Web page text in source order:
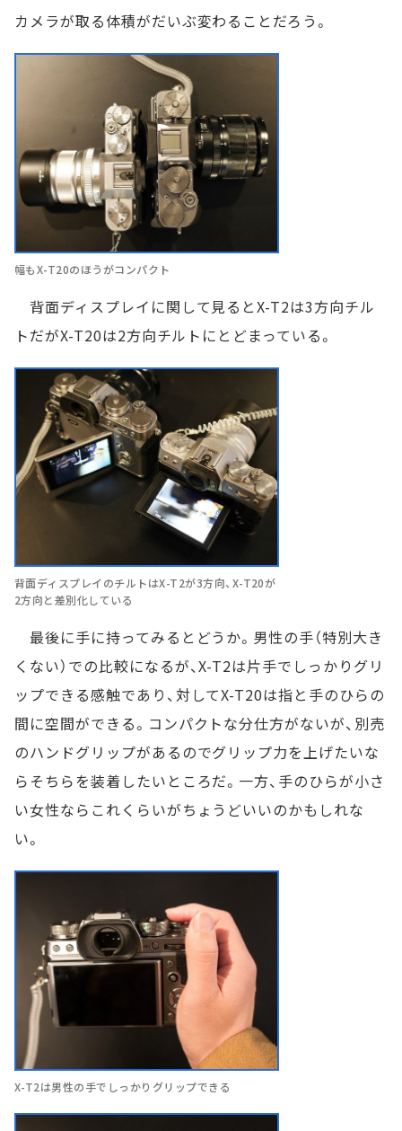
カメラが取る体積がだいぶ変わることだろう。
幅もX-T20のほうがコンパクト
背面ディスプレイに関して見るとX-T2は3方向チル
トだがX-T20は2方向チルトにとどまっている。
背面ディスプレイのチルトはX-T2が3方向、X-T20が
2方向と差別化している
最後に手に持ってみるとどうか。男性の手（特別大き
くない）での比較になるが、X-T2は片手でしっかりグリ
ップできる感触であり、対してX-T20は指と手のひらの
間に空間ができる。コンパクトな分仕方がないが、別売
のハンドグリップがあるのでグリップ力を上げたいな
らそちらを装着したいところだ。一方、手のひらが小さ
い女性ならこれくらいがちょうどいいのかもしれな
い。
X-T2は男性の手でしっかりグリップできる